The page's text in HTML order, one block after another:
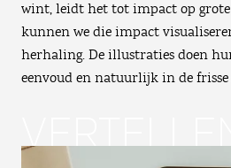
wint, leidt het tot impact op grote
kunnen we die impact
herhaling. De illustraties doen
eenvoud en natuurlijk in de frisse